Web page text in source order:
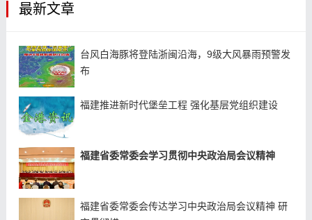
最新文章
台风白海豚将登陆浙闽沿海，9级大风暴雨预警发
布
福建推进新时代堡垒工程 强化基层党组织建设
福建省委常委会学习贯彻中央政治局会议精神
福建省委常委会传达学习中央政治局会议精神 研